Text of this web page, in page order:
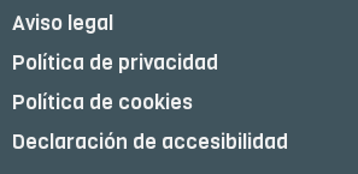
Aviso legal
Política de privacidad
Política de cookies
Declaración de accesibilidad